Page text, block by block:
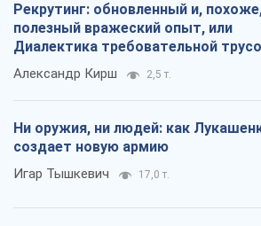
Рекрутинг: обновленный и,
полезный вражеский опыт, или
Диалектика требовательной
Александр Кирш 2,5 т.
Ни оружия, ни людей: как
создает новую армию
Игар Тышкевич 17,0 т.